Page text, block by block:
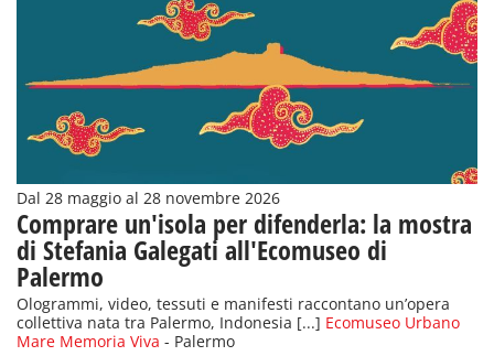
Dal 28 maggio al 28 novembre 2026
Comprare un'isola per difenderla: la mostra
di Stefania Galegati all'Ecomuseo di
Palermo
Ologrammi, video, tessuti e manifesti raccontano un’opera
collettiva nata tra Palermo, Indonesia [...] Ecomuseo Urbano
Mare Memoria Viva - Palermo